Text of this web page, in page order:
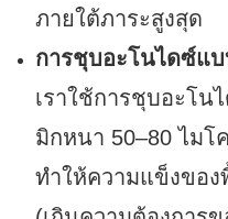
ภายใต้ภาระสูงสุด
การชุบอะโนไดซ์แ
เราใช้การชุบอะโน
มิกหนา 50–80 ไมโ
ทำให้ความแข็งของ